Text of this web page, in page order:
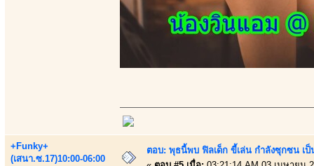
+Funky+
(เสนา.ซ.17)10:00-06:00
ตอบ: พุธนี้พบ ฟิลเด็ก ขี้เล่น กำลังซุกซน เ